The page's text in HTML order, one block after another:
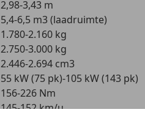
2,98-3,43 m
5,4-6,5 m3 (laadruimte)
1.780-2.160 kg
2.750-3.000 kg
2.446-2.694 cm3
55 kW (75 pk)-105 kW (143 pk)
156-226 Nm
145-152 km/u